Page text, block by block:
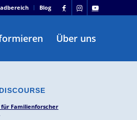
Blog
Über uns
für Familienforscher